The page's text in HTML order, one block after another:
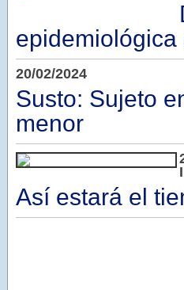
epidemiológica
20/02/2024
Susto: Sujeto
menor
Así estará el